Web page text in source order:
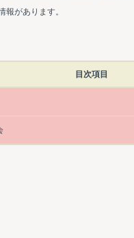
があります。
目次項目